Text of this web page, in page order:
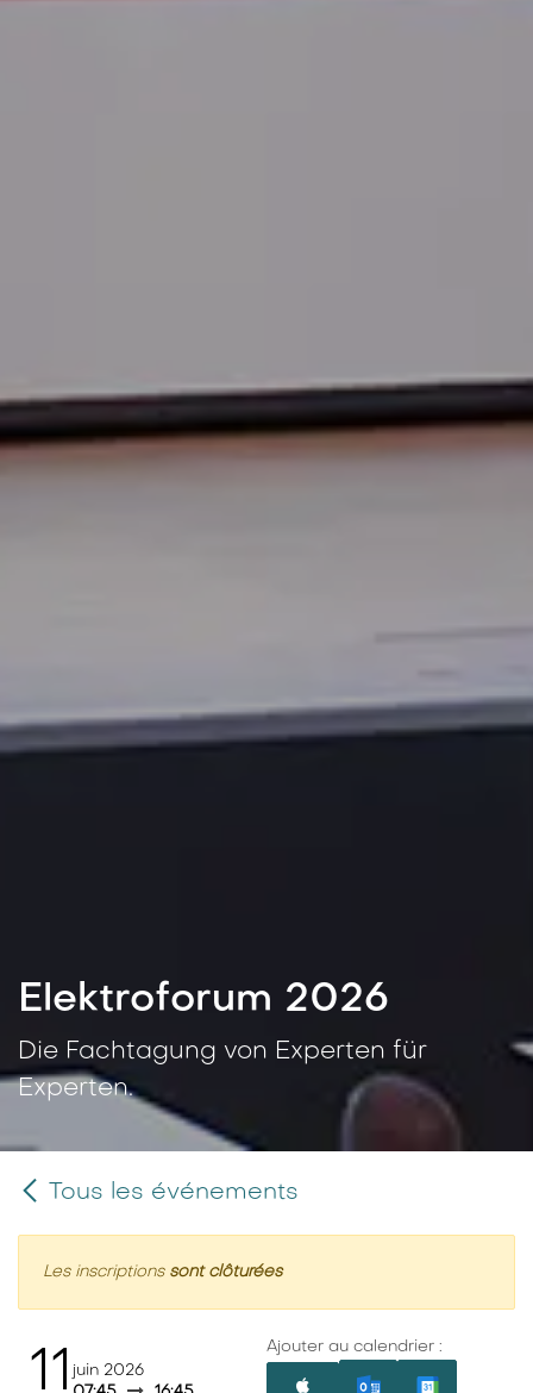
Elektroforum 2026
Die Fachtagung von Experten für
Experten.
Tous les événements
Les inscriptions sont clôturées
11juin 2026
Ajouter au calendrier :